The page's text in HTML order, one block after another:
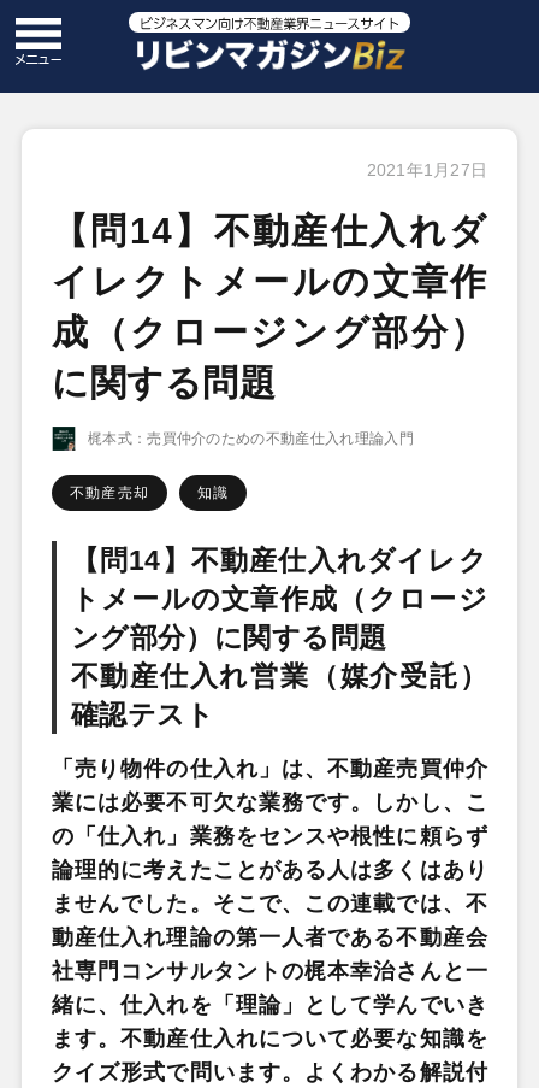
2021年1月27日
【問14】不動産仕入れダ
イレクトメールの文章作
成（クロージング部分）
に関する問題
梶本式：売買仲介のための不動産仕入れ理論入門
不動産売却 知識
【問14】不動産仕入れダイレク
トメールの文章作成（クロージ
ング部分）に関する問題
不動産仕入れ営業（媒介受託）
確認テスト
「売り物件の仕入れ」は、不動産売買仲介
業には必要不可欠な業務です。しかし、こ
の「仕入れ」業務をセンスや根性に頼らず
論理的に考えたことがある人は多くはあり
ませんでした。そこで、この連載では、不
動産仕入れ理論の第一人者である不動産会
社専門コンサルタントの梶本幸治さんと一
緒に、仕入れを「理論」として学んでいき
ます。不動産仕入れについて必要な知識を
クイズ形式で問います。よくわかる解説付